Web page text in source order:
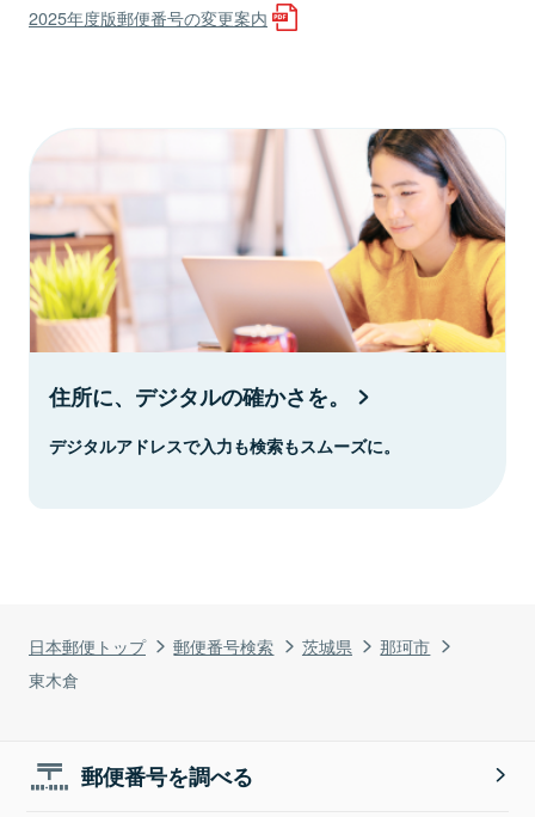
日本郵便トップ 郵便番号検索 茨城県
那珂市
東木倉
2025年度版郵便番号の変更案内
住所に、デジタルの確かさを。
デジタルアドレスで入力も検索もスムーズに。
郵便番号を調べる